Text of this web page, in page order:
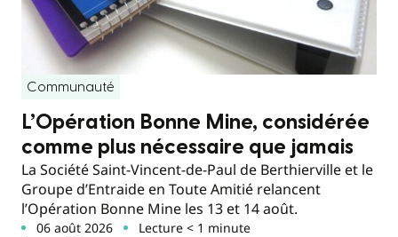
Communauté
L’Opération Bonne Mine, considérée
comme plus nécessaire que jamais
La Société Saint-Vincent-de-Paul de Berthierville et le
Groupe d’Entraide en Toute Amitié relancent
l’Opération Bonne Mine les 13 et 14 août.
06 août 2026 Lecture < 1 minute